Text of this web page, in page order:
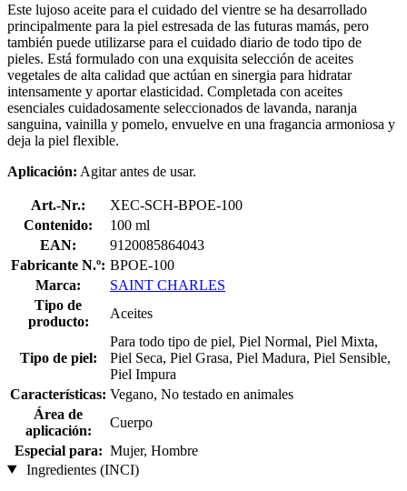
Este lujoso aceite para el cuidado del vientre se ha desarrollado
principalmente para la piel estresada de las futuras mamás, pero
también puede utilizarse para el cuidado diario de todo tipo de
pieles. Está formulado con una exquisita selección de aceites
vegetales de alta calidad que actúan en sinergia para hidratar
intensamente y aportar elasticidad. Completada con aceites
esenciales cuidadosamente seleccionados de lavanda, naranja
sanguina, vainilla y pomelo, envuelve en una fragancia armoniosa y
deja la piel flexible.
Aplicación: Agitar antes de usar.
Art.-Nr.:
XEC-SCH-BPOE-100
Contenido:
100 ml
EAN:
9120085864043
Fabricante N.º: BPOE-100
Marca:
SAINT CHARLES
Tipo de
producto:
Aceites
Tipo de piel:
Para todo tipo de piel, Piel Normal, Piel Mixta,
Piel Seca, Piel Grasa, Piel Madura, Piel Sensible,
Piel Impura
Características: Vegano, No testado en animales
Área de
aplicación:
Cuerpo
Especial para: Mujer, Hombre
Ingredientes (INCI)